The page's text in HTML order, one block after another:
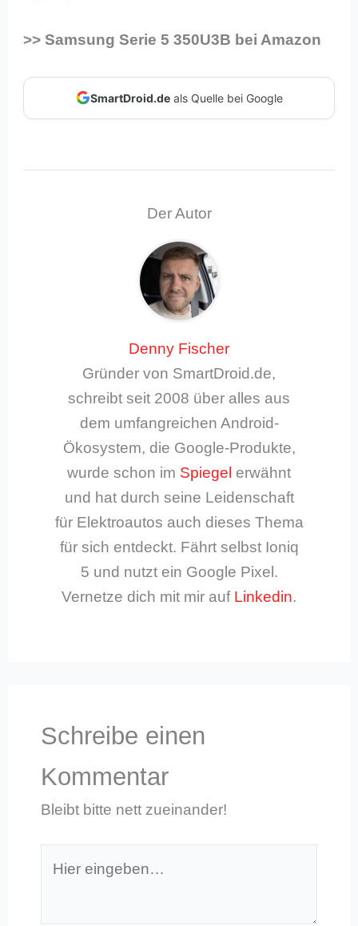
>> Samsung Serie 5 350U3B bei Amazon
SmartDroid.deals Quelle bei Google
Der Autor
Denny Fischer
Gründer von SmartDroid.de,
schreibt seit 2008 über alles aus
dem umfangreichen Android-
Ökosystem, die Google-Produkte,
wurde schon im Spiegel erwähnt
und hat durch seine Leidenschaft
für Elektroautos auch dieses Thema
für sich entdeckt. Fährt selbst Ioniq
5 und nutzt ein Google Pixel.
Vernetze dich mit mir auf Linkedin.
Schreibe einen
Kommentar
Bleibt bitte nett zueinander!
eingeben…